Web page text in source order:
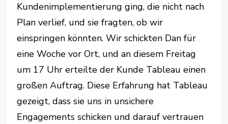
Kundenimplementierung ging, die nicht nach
Plan verlief, und sie fragten, ob wir
einspringen könnten. Wir schickten Dan für
eine Woche vor Ort, und an diesem Freitag
um 17 Uhr erteilte der Kunde Tableau einen
großen Auftrag. Diese Erfahrung hat Tableau
gezeigt, dass sie uns in unsichere
Engagements schicken und darauf vertrauen